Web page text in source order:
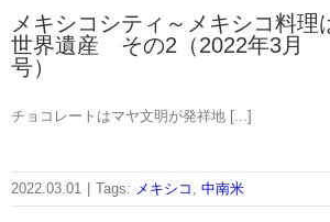
メキシコシティ～メキシコ料理
世界遺産 その2（2022年3月
号）
チョコレートはマヤ文明が発祥地 [...]
2022.03.01 Tags: メキシコ , 中南米